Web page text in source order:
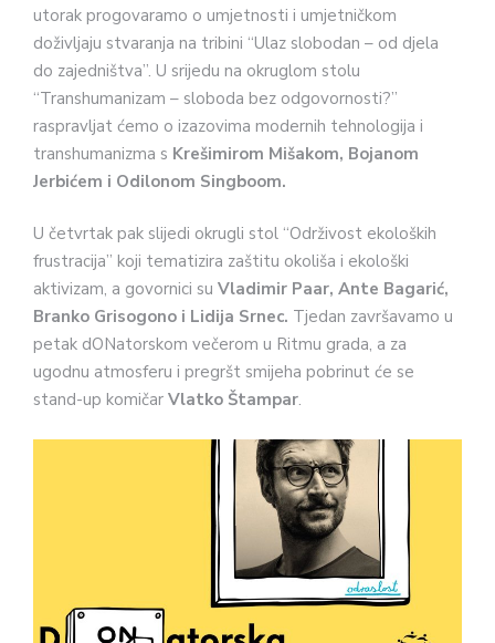
utorak progovaramo o umjetnosti i umjetničkom
doživljaju stvaranja na tribini “Ulaz slobodan – od djela
do zajedništva”. U srijedu na okruglom stolu
“Transhumanizam – sloboda bez odgovornosti?”
raspravljat ćemo o izazovima modernih tehnologija i
transhumanizma s Krešimirom Mišakom, Bojanom
Jerbićem i Odilonom Singboom.
U četvrtak pak slijedi okrugli stol “Održivost ekoloških
frustracija” koji tematizira zaštitu okoliša i ekološki
aktivizam, a govornici su Vladimir Paar, Ante Bagarić,
Branko Grisogono i Lidija Srnec. Tjedan završavamo u
petak dONatorskom večerom u Ritmu grada, a za
ugodnu atmosferu i pregršt smijeha pobrinut će se
stand-up komičar Vlatko Štampar.